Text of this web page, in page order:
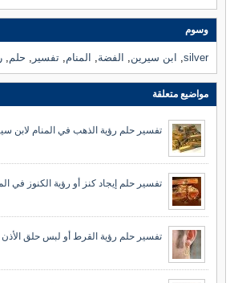
وسوم
silver
, ابن سيرين, الفضة, المنام,تفسير , حلم,
مواضيع متعلقة
تفسير حلم رؤية الذهب في المنام لابن
تفسير حلم إيجاد كنز أو رؤية الكنوز في
تفسير حلم رؤية القرط أو لبس حلق الأذن